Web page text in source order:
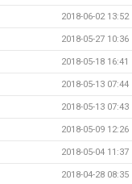
2018-06-02 13:52
2018-05-27 10:36
2018-05-18 16:41
2018-05-13 07:44
2018-05-13 07:43
2018-05-09 12:26
2018-05-04 11:37
2018-04-28 08:35